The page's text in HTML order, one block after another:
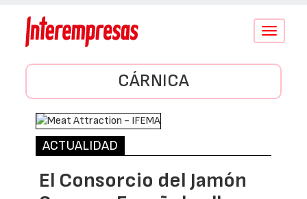
Conmutar
CÁRNICA
ACTUALIDAD
El Consorcio del Jamón